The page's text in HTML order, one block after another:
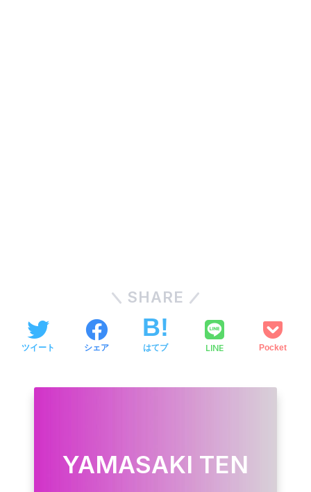
SHARE
ツイート シェア はてブ LINE Pocket
YAMASAKI TEN